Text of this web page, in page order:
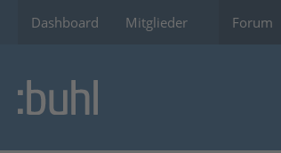
Dashboard Mitglieder Forum